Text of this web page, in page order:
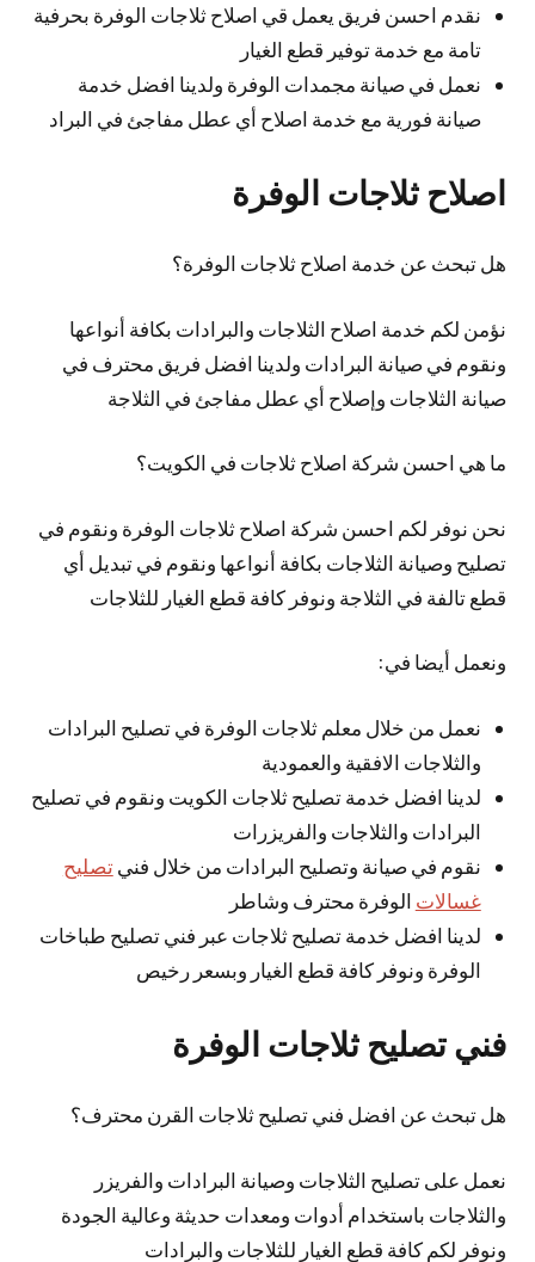
نقدم احسن فريق يعمل قي اصلاح ثلاجات الوفرة بحرفية
تامة مع خدمة توفير قطع الغيار
نعمل في صيانة مجمدات الوفرة ولدينا افضل خدمة
صيانة فورية مع خدمة اصلاح أي عطل مفاجئ في البراد
اصلاح ثلاجات الوفرة
هل تبحث عن خدمة اصلاح ثلاجات الوفرة؟
نؤمن لكم خدمة اصلاح الثلاجات والبرادات بكافة أنواعها
ونقوم في صيانة البرادات ولدينا افضل فريق محترف في
صيانة الثلاجات وإصلاح أي عطل مفاجئ في الثلاجة
ما هي احسن شركة اصلاح ثلاجات في الكويت؟
نحن نوفر لكم احسن شركة اصلاح ثلاجات الوفرة ونقوم في
تصليح وصيانة الثلاجات بكافة أنواعها ونقوم في تبديل أي
قطع تالفة في الثلاجة ونوفر كافة قطع الغيار للثلاجات
ونعمل أيضا في:
نعمل من خلال معلم ثلاجات الوفرة في تصليح البرادات
والثلاجات الافقية والعمودية
لدينا افضل خدمة تصليح ثلاجات الكويت ونقوم في تصليح
البرادات والثلاجات والفريزرات
نقوم في صيانة وتصليح البرادات من خلال فنيتصليح
غسالات الوفرة محترف وشاطر
لدينا افضل خدمة تصليح ثلاجات عبر فني تصليح طباخات
الوفرة ونوفر كافة قطع الغيار وبسعر رخيص
فني تصليح ثلاجات الوفرة
هل تبحث عن افضل فني تصليح ثلاجات القرن محترف؟
نعمل على تصليح الثلاجات وصيانة البرادات والفريزر
والثلاجات باستخدام أدوات ومعدات حديثة وعالية الجودة
ونوفر لكم كافة قطع الغيار للثلاجات والبرادات